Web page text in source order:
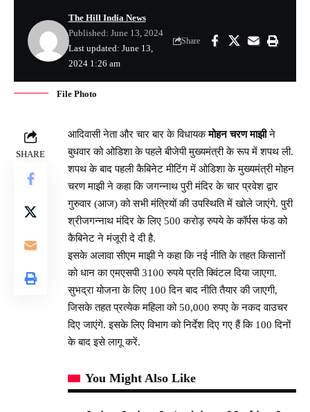
Last updated: June 13,
2024 1:26 am
The Hill India News
Published: June 13, 2024
Share
File Photo
SHARE
आदिवासी नेता और चार बार के विधायकमोहन चरण माझीने
बुधवार को ओडिशा के पहले बीजेपी मुख्यमंत्री के रूप में शपथ ली.
शपथ के बाद पहली कैबिनेट मीटिंग में ओडिशा के मुख्यमंत्री मोहन
चरण माझी ने कहा कि जगन्नाथ पुरी मंदिर के चार प्रवेश द्वार
गुरुवार (आज) को सभी मंत्रियों की उपस्थिति में खोले जाएंगे. पुरी
श्रीजगन्नाथ मंदिर के लिए 500 करोड़ रुपये के कॉर्पस फंड को
कैबिनेट ने मंजूरी दे दी है.
इसके अलावा सीएम माझी ने कहा कि नई नीति के तहत किसानों
को धान का एमएसपी 3100 रुपये प्रति क्विंटल दिया जाएगा.
सुभद्रा योजना के लिए 100 दिन बाद नीति तैयार की जाएगी,
जिसके तहत प्रत्येक महिला को 50,000 रुपए के नकद वाउचर
दिए जाएंगे. इसके लिए विभाग को निर्देश दिए गए हैं कि 100 दिनों
के बाद इसे लागू करें.
You Might Also Like